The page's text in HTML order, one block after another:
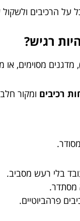
על הרכיבים ולשקול
רגיש?
מדגנים מסוימים,
רכיבים ומקור
בלי רעש מסביב.
מסתדר.
פרהביוטיים.